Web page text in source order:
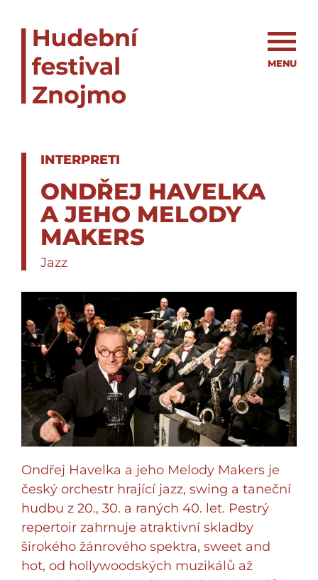
MENU
INTERPRETI
ONDŘEJ HAVELKA
A JEHO MELODY
MAKERS
Jazz
Ondřej Havelka a jeho Melody Makers je
český orchestr hrající jazz, swing a taneční
hudbu z 20., 30. a raných 40. let. Pestrý
repertoir zahrnuje atraktivní skladby
širokého žánrového spektra, sweet and
hot, od hollywoodských muzikálů až